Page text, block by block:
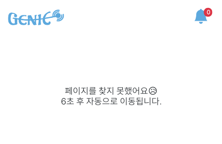
0
페이지를 찾지 못했어요😥
6초 후 자동으로 이동됩니다.